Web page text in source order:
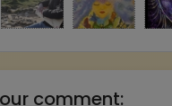
comment: